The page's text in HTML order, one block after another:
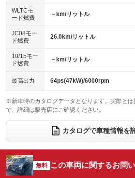
センターデフロック
：装備なし
電動格納ミラー
：装備あり
エアロ
：装備なし
ローダウン
：装備なし
ベンチシート
：装備あり
チップアップシート
：装備なし
電動格納サードシート
：装備なし シ
：
ウォークスルー
電動リアゲート フ
：
シートエアコン
：装備なし 全
：
サイドカメラ
：装備なし ル
：
WLTCモ
ード燃費
－km/リットル
JC08モー
ド燃費
26.0km/リットル
10/15モー
ド燃費
－km/リットル
最高出力 64ps(47kW)/6000rpm
※新車時のカタログデータとなります。実際と
で、詳細は販売店にご確認ください。
カタログで車種情報を
無料 この車両に関するお問